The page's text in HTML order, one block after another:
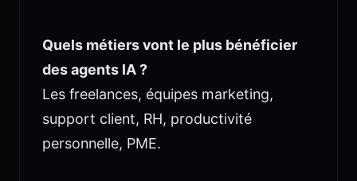
Quels métiers vont le plus bénéficier
des agents IA ?
Les freelances, équipes marketing,
support client, RH, productivité
personnelle, PME.